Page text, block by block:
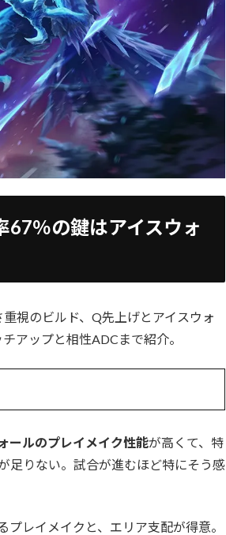
67％の鍵はアイスウォ
視のビルド、Q先上げとアイスウォ
アップと相性ADCまで紹介。
ールのプレイメイク性能が高くて、特
足りない。試合が進むほど特にそう感
レイメイクと、エリア支配が得意。